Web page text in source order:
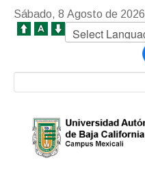
Sábado, 8 Agosto de 2026